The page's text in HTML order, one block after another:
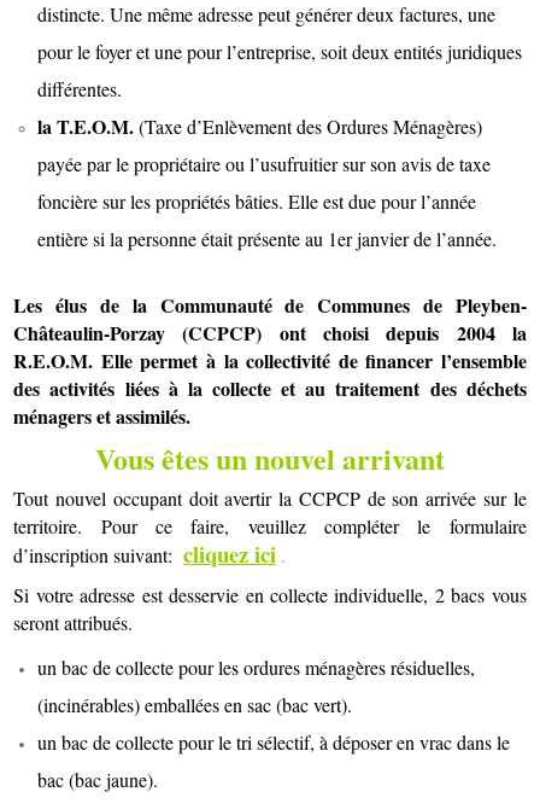
distincte. Une même adresse peut générer deux factures, une
pour le foyer et une pour l’entreprise, soit deux entités juridiques
différentes.
la T.E.O.M.(Taxe d’Enlèvement des Ordures Ménagères)
payée par le propriétaire ou l’usufruitier sur son avis de taxe
foncière sur les propriétés bâties. Elle est due pour l’année
entière si la personne était présente au 1er janvier de l’année.
Les élus de la Communauté de Communes de Pleyben-
Châteaulin-Porzay (CCPCP) ont choisi depuis 2004 la
R.E.O.M. Elle permet à la collectivité de financer l’ensemble
des activités liées à la collecte et au traitement des déchets
ménagers et assimilés.
Vous êtes un nouvel arrivant
Tout nouvel occupant doit avertir la CCPCP de son arrivée sur le
territoire. Pour ce faire, veuillez compléter le formulaire
d’inscription suivant: cliquez ici .
Si votre adresse est desservie en collecte individuelle, 2 bacs vous
seront attribués.
un bac de collecte pour les ordures ménagères résiduelles,
(incinérables) emballées en sac (bac vert).
un bac de collecte pour le tri sélectif, à déposer en vrac dans le
bac (bac jaune).